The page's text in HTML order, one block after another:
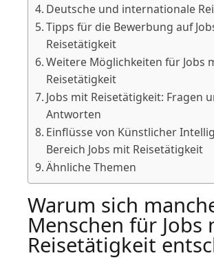
Deutsche und internationale
Tipps für die Bewerbung auf
Reisetätigkeit
Weitere Möglichkeiten für Jobs
Reisetätigkeit
Jobs mit Reisetätigkeit: Fragen
Antworten
Einflüsse von Künstlicher
Bereich Jobs mit Reisetätigkeit
Ähnliche Themen
Warum sich
Menschen für Jobs
Reisetätigkeit